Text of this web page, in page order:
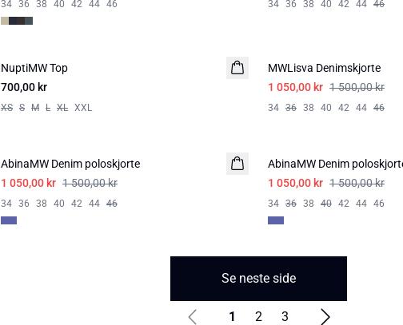
34 36 38 40 42 44 46 34 36 38 40 42 44 46
NuptiMW Top
700,00 kr
XS S M L XL XXL
MWLisva Denimskjorte
1 050,00 kr 1 500,00 kr
34 36 38 40 42 44 46
AbinaMW Denim poloskjorte
1 050,00 kr 1 500,00 kr
34 36 38 40 42 44 46
AbinaMW Denim
1 050,00 kr 1 500,00 kr
34 36 38 40 42 44 46
Se neste side
1 2 3